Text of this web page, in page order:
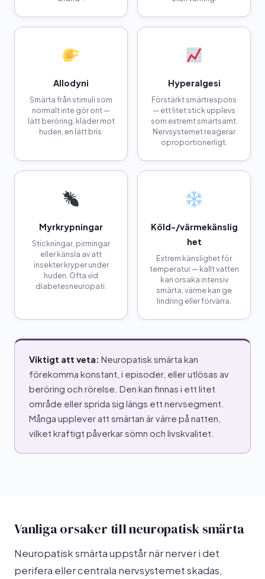
Allodyni
Smärta från stimuli som
normalt inte gör ont —
lätt beröring, kläder mot
huden, en lätt bris.
Hyperalgesi
Förstärkt smärtrespons
— ett litet stick upplevs
som extremt smärtsamt.
Nervsystemet reagerar
oproportionerligt.
Myrkrypningar
Stickningar, pirrningar
eller känsla av att
insekter kryper under
huden. Ofta vid
diabetesneuropati.
Köld-/värmekänslig
het
Extrem känslighet för
temperatur — kallt vatten
kan orsaka intensiv
smärta, värme kan ge
lindring eller förvärra.
Viktigt att veta: Neuropatisk smärta kan
förekomma konstant, i episoder, eller utlösas av
beröring och rörelse. Den kan finnas i ett litet
område eller sprida sig längs ett nervsegment.
Många upplever att smärtan är värre på natten,
vilket kraftigt påverkar sömn och livskvalitet.
Vanliga orsaker till neuropatisk smärta
Neuropatisk smärta uppstår när nerver i det
perifera eller centrala nervsystemet skadas,